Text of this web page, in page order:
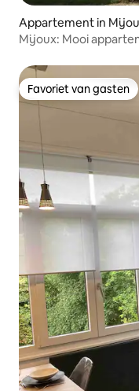
Appartement in
Mijoux: Mooi
Favoriet van gasten
Favoriet van gasten